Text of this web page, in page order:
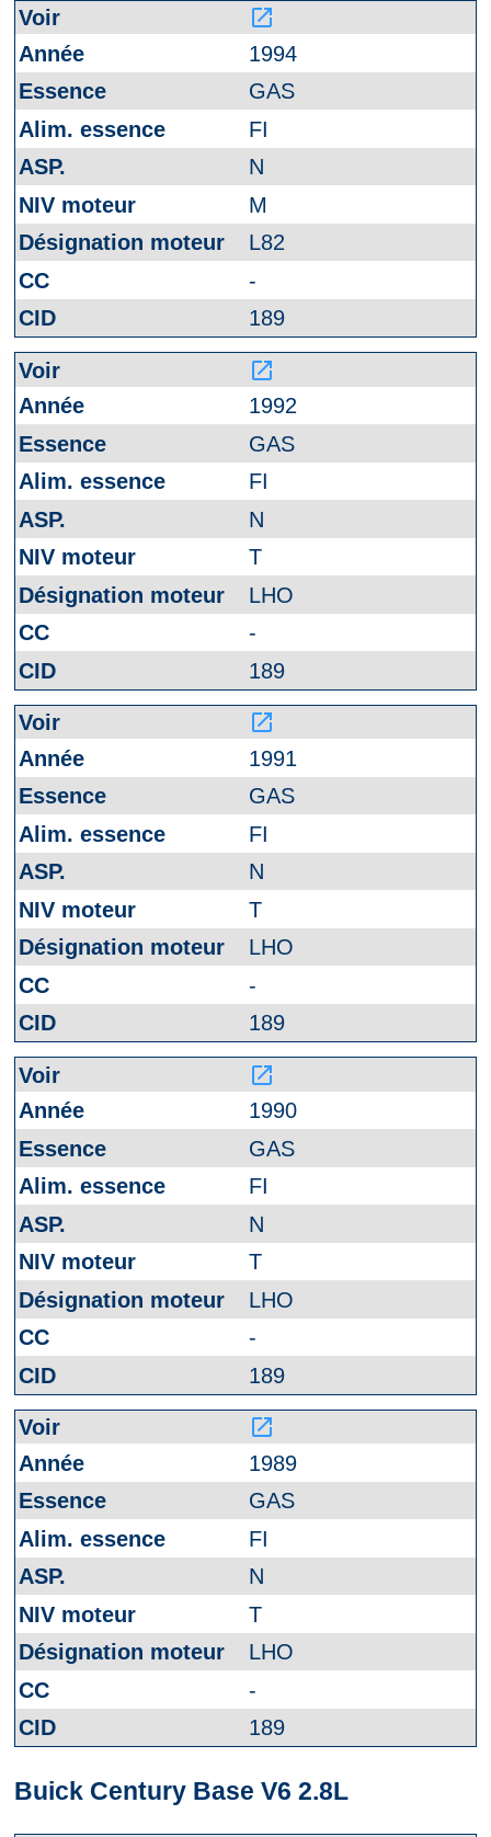
launch
1994
GAS
FI
N
M
L82
-
189
launch
1992
GAS
FI
N
T
LHO
-
189
launch
1991
GAS
FI
N
T
LHO
-
189
launch
1990
GAS
FI
N
T
LHO
-
189
launch
1989
GAS
FI
N
T
LHO
-
189
Buick Century Base V6 2.8L